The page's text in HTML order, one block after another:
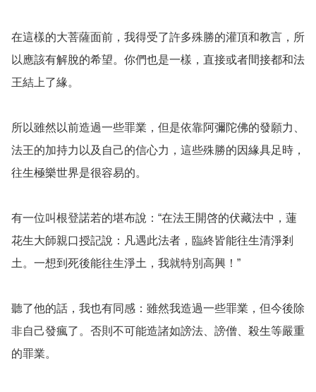
在這樣的大菩薩面前，我得受了許多殊勝的灌頂和教言，所
以應該有解脫的希望。你們也是一樣，直接或者間接都和法
王結上了緣。
所以雖然以前造過一些罪業，但是依靠阿彌陀佛的發願力、
法王的加持力以及自己的信心力，這些殊勝的因緣具足時，
往生極樂世界是很容易的。
有一位叫根登諾若的堪布說：“在法王開啓的伏藏法中，蓮
花生大師親口授記說：凡遇此法者，臨終皆能往生清淨剎
土。一想到死後能往生淨土，我就特別高興！”
聽了他的話，我也有同感：雖然我造過一些罪業，但今後除
非自己發瘋了。否則不可能造諸如謗法、謗僧、殺生等嚴重
的罪業。